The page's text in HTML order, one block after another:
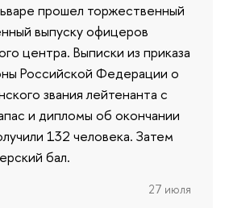
прошел торжественный
выпуску офицеров
центра. Выписки из приказа
Российской Федерации о
звания лейтенанта с
и дипломы об окончании
132 человека. Затем
бал.
27 июля